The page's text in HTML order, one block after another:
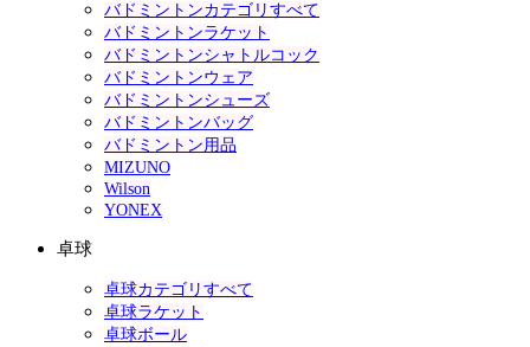
バドミントンカテゴリすべて
バドミントンラケット
バドミントンシャトルコック
バドミントンウェア
バドミントンシューズ
バドミントンバッグ
バドミントン用品
MIZUNO
Wilson
YONEX
卓球
卓球カテゴリすべて
卓球ラケット
卓球ボール